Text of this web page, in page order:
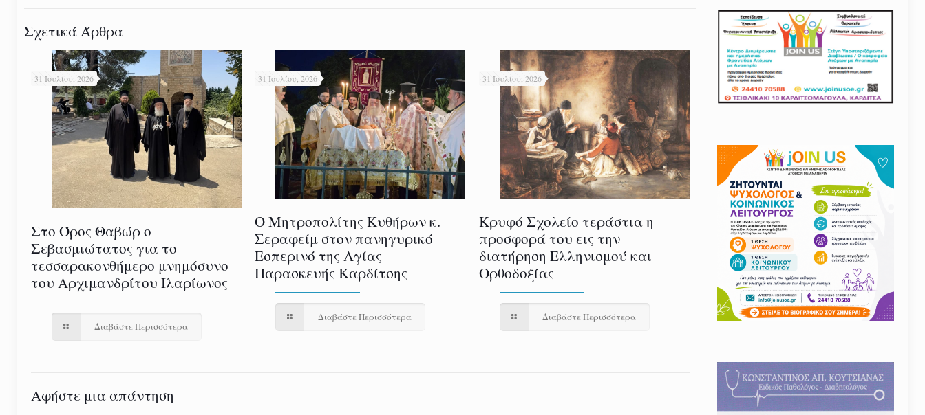
Σχετικά Άρθρα
31 Ιουλίου, 2026
Στο Όρος Θαβώρ ο
Σεβασμιώτατος για το
τεσσαρακονθήμερο μνημόσυνο
του Αρχιμανδρίτου Ιλαρίωνος
Διαβάστε Περισσότερα
31 Ιουλίου, 2026
Ο Μητροπολίτης Κυθήρων κ.
Σεραφείμ στον πανηγυρικό
Εσπερινό της Αγίας
Παρασκευής Καρδίτσης
Διαβάστε Περισσότερα
31 Ιουλίου, 2026
Κρυφό Σχολείο τεράστια η
προσφορά του εις την
διατήρηση Ελληνισμού και
Ορθοδοξίας
Διαβάστε Περισσότερα
Αφήστε μια απάντηση